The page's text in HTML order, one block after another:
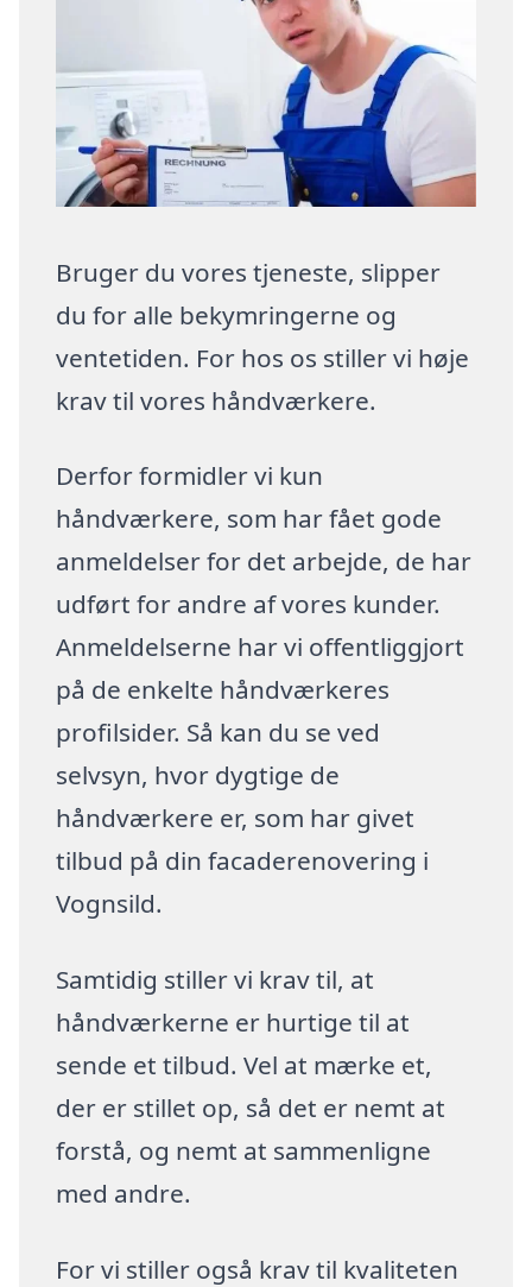
Bruger du vores tjeneste, slipper
du for alle bekymringerne og
ventetiden. For hos os stiller vi høje
krav til vores håndværkere.
Derfor formidler vi kun
håndværkere, som har fået gode
anmeldelser for det arbejde, de har
udført for andre af vores kunder.
Anmeldelserne har vi offentliggjort
på de enkelte håndværkeres
profilsider. Så kan du se ved
selvsyn, hvor dygtige de
håndværkere er, som har givet
tilbud på din facaderenovering i
Vognsild.
Samtidig stiller vi krav til, at
håndværkerne er hurtige til at
sende et tilbud. Vel at mærke et,
der er stillet op, så det er nemt at
forstå, og nemt at sammenligne
med andre.
For vi stiller også krav til kvaliteten